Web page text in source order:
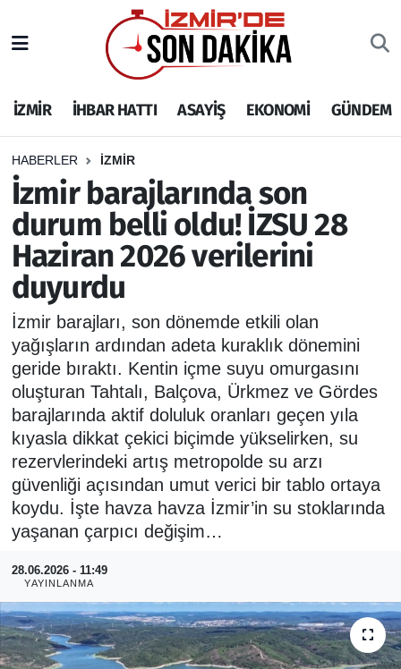
İZMİR İHBAR HATTI ASAYİŞ EKONOMİ GÜNDEM
HABERLER İZMİR
İzmir barajlarında son
durum belli oldu! İZSU 28
Haziran 2026 verilerini
duyurdu
İzmir barajları, son dönemde etkili olan
yağışların ardından adeta kuraklık dönemini
geride bıraktı. Kentin içme suyu omurgasını
oluşturan Tahtalı, Balçova, Ürkmez ve Gördes
barajlarında aktif doluluk oranları geçen yıla
kıyasla dikkat çekici biçimde yükselirken, su
rezervlerindeki artış metropolde su arzı
güvenliği açısından umut verici bir tablo ortaya
koydu. İşte havza havza İzmir’in su stoklarında
yaşanan çarpıcı değişim…
28.06.2026 - 11:49
YAYINLANMA
İHBAR HATTI
DEPREM
GENEL
EKONOMİ
SİYASET
SPOR
ASAYİŞ
RESMİ REKLAM
İzmir Nöbetçi Eczaneler
İzmir Hava Durumu
İzmir Namaz Vakitleri
İzmir Trafik Yoğunluk Haritası
Puan Durumu ve Fikstür
Tüm Manşetler
Son Dakika Haberleri
Haber Arşivi